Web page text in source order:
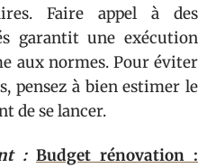
Faire appel à des
garantit une exécution
aux normes. Pour éviter
pensez à bien estimer le
de se lancer.
: Budget rénovation :